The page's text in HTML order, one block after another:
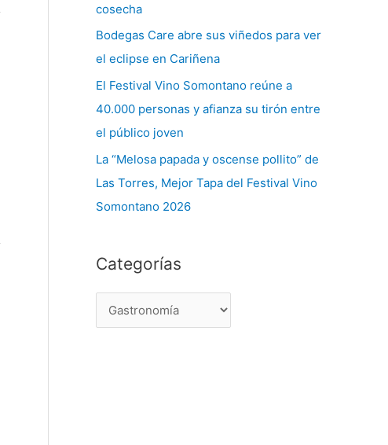
cosecha
Bodegas Care abre sus viñedos para ver
el eclipse en Cariñena
El Festival Vino Somontano reúne a
40.000 personas y afianza su tirón entre
el público joven
La “Melosa papada y oscense pollito” de
Las Torres, Mejor Tapa del Festival Vino
Somontano 2026
Categorías
a
s